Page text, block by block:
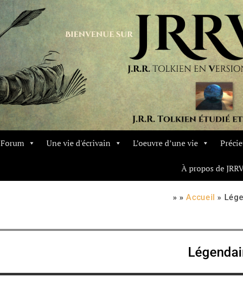
Forum Une vie d'écrivain L’oeuvre d’une vie
À propos de
» » Accueil »